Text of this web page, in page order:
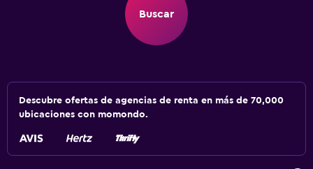
Buscar
Descubre ofertas de agencias de renta en más de 70,000
ubicaciones con momondo.